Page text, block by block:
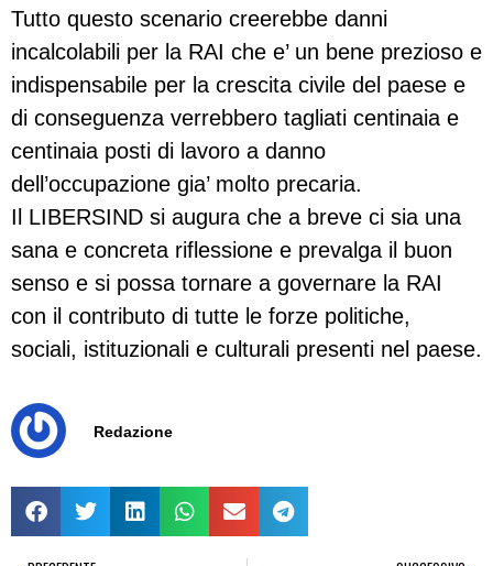
Tutto questo scenario creerebbe danni
incalcolabili per la RAI che e’ un bene prezioso e
indispensabile per la crescita civile del paese e
di conseguenza verrebbero tagliati centinaia e
centinaia posti di lavoro a danno
dell’occupazione gia’ molto precaria.
Il LIBERSIND si augura che a breve ci sia una
sana e concreta riflessione e prevalga il buon
senso e si possa tornare a governare la RAI
con il contributo di tutte le forze politiche,
sociali, istituzionali e culturali presenti nel paese.
Redazione